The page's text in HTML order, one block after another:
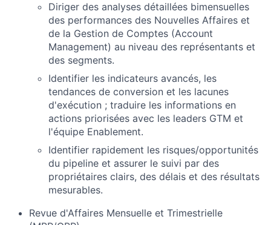
Diriger des analyses détaillées bimensuelles
des performances des Nouvelles Affaires et
de la Gestion de Comptes (Account
Management) au niveau des représentants et
des segments.
Identifier les indicateurs avancés, les
tendances de conversion et les lacunes
d'exécution ; traduire les informations en
actions priorisées avec les leaders GTM et
l'équipe Enablement.
Identifier rapidement les risques/opportunités
du pipeline et assurer le suivi par des
propriétaires clairs, des délais et des résultats
mesurables.
Revue d'Affaires Mensuelle et Trimestrielle